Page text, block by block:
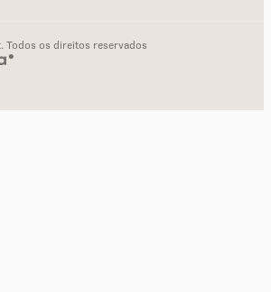
Todos os direitos reservados